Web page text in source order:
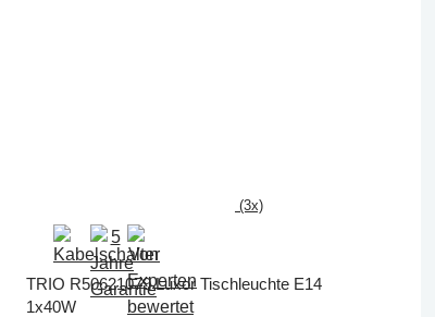
(3x)
TRIO R50621079 Luxor Tischleuchte E14
1x40W